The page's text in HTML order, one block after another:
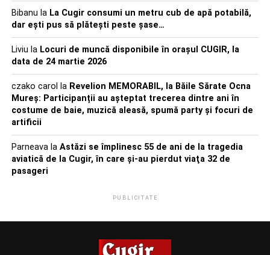
Bibanu la La Cugir consumi un metru cub de apă potabilă,
dar ești pus să plătești peste șase…
Liviu la Locuri de muncă disponibile în orașul CUGIR, la
data de 24 martie 2026
czako carol la Revelion MEMORABIL, la Băile Sărate Ocna
Mureș: Participanții au așteptat trecerea dintre ani în
costume de baie, muzică aleasă, spumă party și focuri de
artificii
Parneavala Astăzi se împlinesc 55 de ani de la tragedia
aviatică de la Cugir, în care şi-au pierdut viaţa 32 de
pasageri
PUBLICITATE